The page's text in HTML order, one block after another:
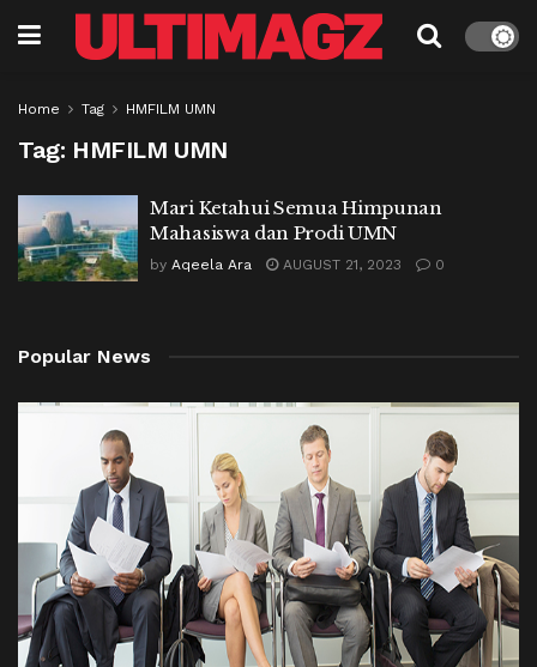
Home Tag HMFILM UMN
Tag: HMFILM UMN
Mari Ketahui Semua Himpunan
Mahasiswa dan Prodi UMN
by Aqeela Ara AUGUST 21, 2023 0
Popular News